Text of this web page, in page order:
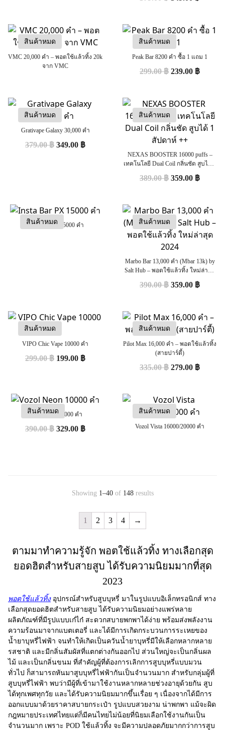
สินค้าหมด
VMC 20,000 คำ – พอตใช้แล้วทิ้ง 20k
จาก VMC
สินค้าหมด
Peak Bar 8200 คำ ซื้อ 1 แถม 1
299.00฿ 239.00 ฿
สินค้าหมด
Grativape Galaxy 30,000 คำ
379.00฿ 349.00 ฿
สินค้าหมด
NEXAS BOOSTER 16000 puffs –
เทคโนโลยี Dual Coil กลิ่นชัด สูบได้ 1
389.00฿ 359.00 ฿
สินค้าหมด
Insta Bar PX 15000 คำ สินค้าหมด
Marbo Bar 13,000 คำ (Mbar 13k) by
Salt Hub – พอตใช้แล้วทิ้ง ใหม่ล่าสุด
390.00฿ 359.00 ฿
สินค้าหมด
VIPO Chic Vape 10000 คำ
299.00฿ 199.00 ฿
สินค้าหมด
Pilot Max 16,000 คำ – พอตใช้แล้วทิ้ง
(สายปาร์ตี้)
335.00฿ 279.00 ฿
สินค้าหมด
Vozol Neon 10000 คำ
390.00฿ 329.00 ฿
สินค้าหมด
Vozol Vista 16000/20000 คำ
Showing 1–40of 148results
1 2 3 4 →
ตามมาทำความรู้จัก พอตใช้แล้วทิ้ง ทางเลือกสุด
ยอดฮิตสำหรับสายสูบ ได้รับความนิยมมากที่สุด
2023
พอตใช้แล้วทิ้งอุปกรณ์สำหรับสูบบุหรี่ มาในรูปแบบอิเล็กทรอนิกส์ ทาง
เลือกสุดยอดฮิตสำหรับสายสูบ ได้รับความนิยมอย่างแพร่หลาย
ผลิตภัณฑ์ที่มีรูปแบบเก๋ไก๋ สะดวกสบายพกพาได้ง่าย พร้อมส่งพลังงาน
ความร้อนมาจากแบตเตอรี่ และได้มีการเกิดกระบวนการระเหยของ
น้ำยาบุหรี่ไฟฟ้า จนทำให้เกิดเป็นควันน้ำยาบุหรี่มีให้เลือกหลากหลาย
รสชาติ และมีกลิ่นสัมผัสที่แตกต่างกันออกไป ส่วนใหญ่จะเป็นกลิ่นผล
ไม้ และเป็นกลิ่นขนม ที่สำคัญผู้ที่ต้องการเลิกการสูบบุหรี่แบบมวน
ทั่วไป ก็สามารถหันมาสูบบุหรี่ไฟฟ้ากันเป็นจำนวนมาก สำหรับกลุ่มผู้ที่
สูบบุหรี่ไฟฟ้า พบว่ามีผู้ที่เข้ามาใช้งานหลากหลายช่วงอายุด้วยกัน สูบ
ได้ทุกเพศทุกวัย และได้รับความนิยมมากขึ้นเรื่อย ๆ เนื่องจากได้มีการ
ออกแบบมาด้วยราคาสบายกระเป๋า รูปแบบสวยงาม น่าพกพา แม้จะผิด
กฎหมายประเทศไทยแต่ก็มีคนไทยไม่น้อยที่นิยมเลือกใช้งานกันเป็น
จำนวนมาก เพราะ POD ใช้แล้วทิ้ง จะมีความปลอดภัยมากกว่าการสูบ